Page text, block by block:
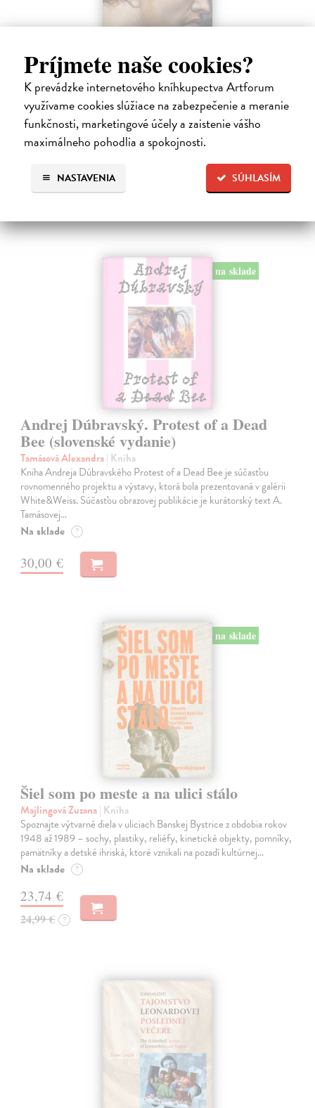
Príjmete naše cookies?
K prevádzke internetového kníhkupectva Artforum
využívame cookies slúžiace na zabezpečenie a meranie
funkčnosti, marketingové účely a zaistenie vášho
maximálneho pohodlia a spokojnosti.
SÚHLASÍM
NASTAVENIA
Posledná večera Leonarda z Vinci
Lajda Stano| Kniha
Stano Lajda je súčasný slovenský maliar, ktorý niekoľko rokov
systematicky pracoval na rekonštrukcii ikonickej Poslednej večere,
čo ho inšpirovalo k napísaniu tejto knihy. Odkrýva pred nami silné i
slabé…
31,92 €
na sklade
Andrej Dúbravský. Protest of a Dead
Bee (slovenské vydanie)
Tamásová Alexandra| Kniha
Kniha Andreja Dúbravského Protest of a Dead Bee je súčasťou
rovnomenného projektu a výstavy, ktorá bola prezentovaná v galérii
White&Weiss. Súčasťou obrazovej publikácie je kurátorský text A.
Tamásovej…
Na sklade ?
30,00 €
na sklade
Šiel som po meste a na ulici stálo
Majlingová Zuzana| Kniha
Spoznajte výtvarné diela v uliciach Banskej Bystrice z obdobia rokov
1948 až 1989 – sochy, plastiky, reliéfy, kinetické objekty, pomníky,
pamätníky a detské ihriská, ktoré vznikali na pozadí kultúrnej…
Na sklade ?
23,74 €
24,99 € ?